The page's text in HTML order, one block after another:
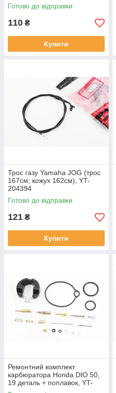
Готово до відправки
110 ₴
Купити
Трос газу Yamaha JOG (трос
167см; кожух 162см), YT-
204394
Готово до відправки
121 ₴
Купити
Ремонтний комплект
карбюратора Honda DIO 50,
19 деталь + поплавок, YT-
204431